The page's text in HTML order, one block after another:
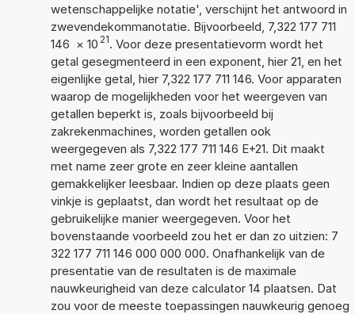
wetenschappelijke notatie', verschijnt het antwoord in
zwevendekommanotatie. Bijvoorbeeld, 7,322 177 711
146 × 10 21. Voor deze presentatievorm wordt het
getal gesegmenteerd in een exponent, hier 21, en het
eigenlijke getal, hier 7,322 177 711 146. Voor apparaten
waarop de mogelijkheden voor het weergeven van
getallen beperkt is, zoals bijvoorbeeld bij
zakrekenmachines, worden getallen ook
weergegeven als 7,322 177 711 146 E+21. Dit maakt
met name zeer grote en zeer kleine aantallen
gemakkelijker leesbaar. Indien op deze plaats geen
vinkje is geplaatst, dan wordt het resultaat op de
gebruikelijke manier weergegeven. Voor het
bovenstaande voorbeeld zou het er dan zo uitzien: 7
322 177 711 146 000 000 000. Onafhankelijk van de
presentatie van de resultaten is de maximale
nauwkeurigheid van deze calculator 14 plaatsen. Dat
zou voor de meeste toepassingen nauwkeurig genoeg